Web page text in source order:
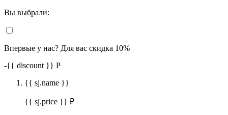
Вы выбрали:
Впервые у нас? Для вас скидка 10%
-{{ discount }} Р
{{ sj.name }}
{{ sj.price }} ₽